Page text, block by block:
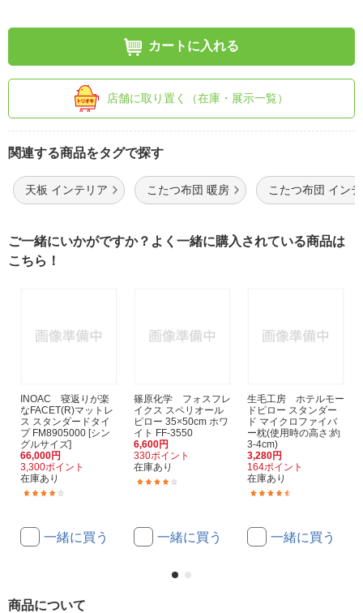
カートに入れる
店舗に取り置く（在庫・展示一覧）
関連する商品をタグで探す
天板 インテリア こたつ布団 暖房 こたつ布団 イン
ご一緒にいかがですか？よく一緒に購入されている商品は
こちら！
INOAC 寝返りが楽
なFACET(R)マットレ
ス スタンダードタイ
プ FM8905000 [シン
グルサイズ]
66,000円
3,300ポイント
在庫あり
一緒に買う
篠原化学 フォスフレ
イクス スペリオール
ピロー 35×50cm ホワ
イト FF-3550
6,600円
330ポイント
在庫あり
一緒に買う
生毛工房 ホテルモー
ドピロー スタンダー
ド マイクロファイバ
ー枕(使用時の高さ:約
3-4cm)
3,280円
164ポイント
在庫あり
一緒に買う
商品について